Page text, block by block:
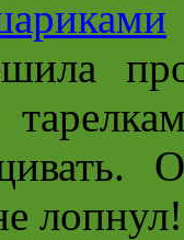
лопнул!